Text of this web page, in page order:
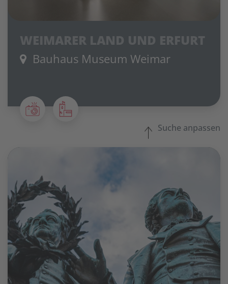
WEIMARER LAND UND ERFURT
Bauhaus Museum Weimar
Suche anpassen